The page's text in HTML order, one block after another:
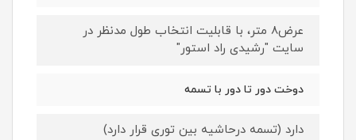
عرض8 متر، با قابلیت انتخاب طول مدنظر در
سایت "رشیدی راد استور"
دوخت دور تا دور با تسمه
دارد (تسمه درحاشیه بین توری قرار دارد)